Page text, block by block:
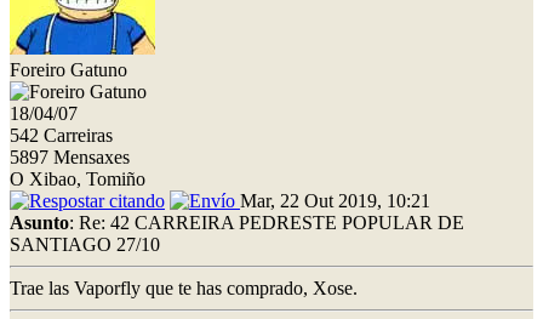
Foreiro Gatuno
18/04/07
542 Carreiras
5897 Mensaxes
O Xibao, Tomiño
Mar, 22 Out 2019, 10:21
Asunto: Re: 42 CARREIRA PEDRESTE POPULAR DE
SANTIAGO 27/10
Trae las Vaporfly que te has comprado, Xose.